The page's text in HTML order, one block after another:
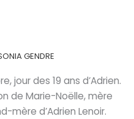
GENDRE
jour des 19 ans d’Adrien.
de Marie-Noëlle, mère
mère d’Adrien Lenoir.